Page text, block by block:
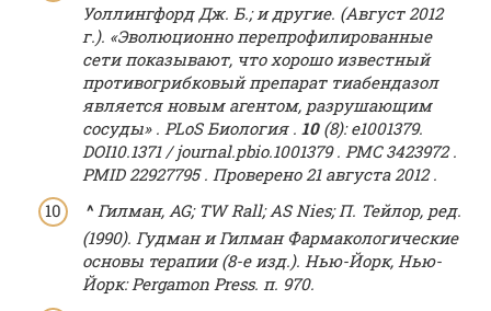
Уоллингфорд Дж. Б.; и другие. (Август 2012
г.). «Эволюционно перепрофилированные
сети показывают, что хорошо известный
противогрибковый препарат тиабендазол
является новым агентом, разрушающим
сосуды». PLoS Биология. 10(8): e1001379.
DOI10.1371 / journal.pbio.1001379. PMC3423972.
PMID 22927795. Проверено 21августа 2012.
^ Гилман, AG; TW Rall;AS Nies;П. Тейлор, ред.
(1990). Гудман и Гилман Фармакологические
основы терапии(8-е изд.). Нью-Йорк, Нью-
Йорк: Pergamon Press. п. 970.